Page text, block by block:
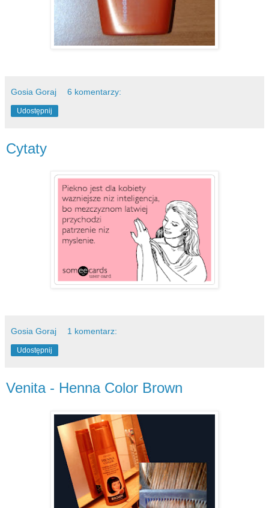
Gosia Goraj 6 komentarzy:
Udostępnij
Cytaty
Gosia Goraj 1 komentarz:
Udostępnij
Venita - Henna Color Brown